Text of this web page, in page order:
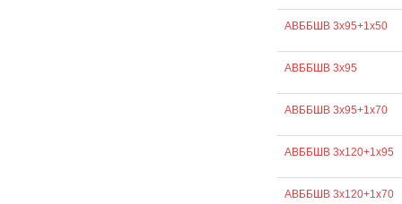
АВББШВ 3х95+1х50
АВББШВ 3х95
АВББШВ 3х95+1х70
АВББШВ 3х120+1х95
АВББШВ 3х120+1х70